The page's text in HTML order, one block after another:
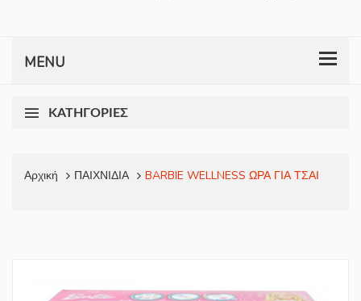
ΚΑΤΗΓΟΡΊΕΣ
Αρχική ΠΑΙΧΝΙΔΙΑ BARBIE WELLNESS ΩΡΑ ΓΙΑ ΤΣΑΙ